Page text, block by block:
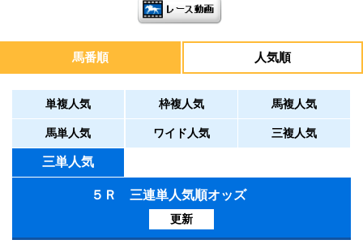
馬番順 人気順
単複人気 枠複人気 馬複人気
馬単人気 ワイド人気 三複人気
三単人気
５Ｒ 三連単人気順オッズ
更新